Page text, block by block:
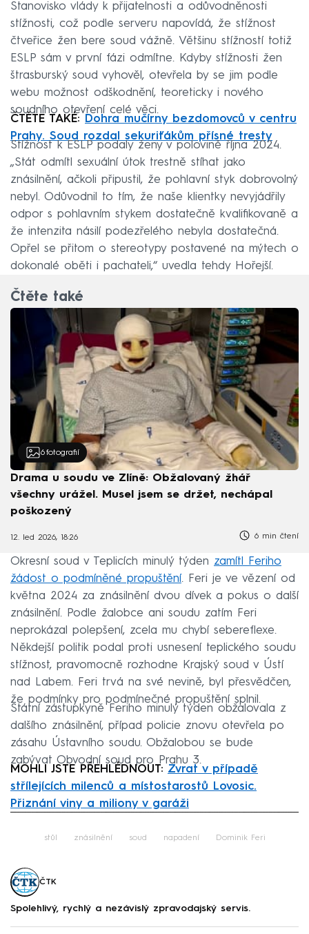
Stanovisko vlády k přijatelnosti a odůvodněnosti
stížnosti, což podle serveru napovídá, že stížnost
čtveřice žen bere soud vážně. Většinu stížností totiž
ESLP sám v první fázi odmítne. Kdyby stížnosti žen
štrasburský soud vyhověl, otevřela by se jim podle
webu možnost odškodnění, teoreticky i nového
soudního otevření celé věci.
ČTĚTE TAKÉ: Dohra mučírny bezdomovců v centru
Prahy. Soud rozdal sekuriťákům přísné tresty
Stížnost k ESLP podaly ženy v polovině října 2024.
„Stát odmítl sexuální útok trestně stíhat jako
znásilnění, ačkoli připustil, že pohlavní styk dobrovolný
nebyl. Odůvodnil to tím, že naše klientky nevyjádřily
odpor s pohlavním stykem dostatečně kvalifikovaně a
že intenzita násilí podezřelého nebyla dostatečná.
Opřel se přitom o stereotypy postavené na mýtech o
dokonalé oběti i pachateli,“ uvedla tehdy Hořejší.
Čtěte také
6 fotografií
Drama u soudu ve Zlíně: Obžalovaný žhář
všechny urážel. Musel jsem se držet, nechápal
poškozený
12. led 2026, 18:26 6 min čtení
Okresní soud v Teplicích minulý týden zamítl Feriho
žádost o podmíněné propuštění. Feri je ve vězení od
května 2024 za znásilnění dvou dívek a pokus o další
znásilnění. Podle žalobce ani soudu zatím Feri
neprokázal polepšení, zcela mu chybí sebereflexe.
Někdejší politik podal proti usnesení teplického soudu
stížnost, pravomocně rozhodne Krajský soud v Ústí
nad Labem. Feri trvá na své nevině, byl přesvědčen,
že podmínky pro podmínečné propuštění splnil.
Státní zástupkyně Feriho minulý týden obžalovala z
dalšího znásilnění, případ policie znovu otevřela po
zásahu Ústavního soudu. Obžalobou se bude
zabývat Obvodní soud pro Prahu 3.
MOHLI JSTE PŘEHLÉDNOUT: Zvrat v případě
střílejících milenců a místostarostů Lovosic.
Přiznání viny a miliony v garáži
stůl znásilnění soud napadení Dominik Feri
ČTK
Spolehlivý, rychlý a nezávislý zpravodajský servis.